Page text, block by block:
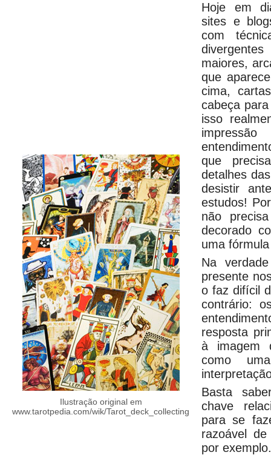
Ilustração original em
www.tarotpedia.com/wik/Tarot_deck_collecting
Hoje em
sites e
com
maiores,
que
cima,
cabeça
isso
que
detalhes
desistir
estudos!
não
decorado
uma
Na
presente
o faz difícil
contrário:
resposta
à imagem
como
Basta
chave
para se
razoável
por exemplo.